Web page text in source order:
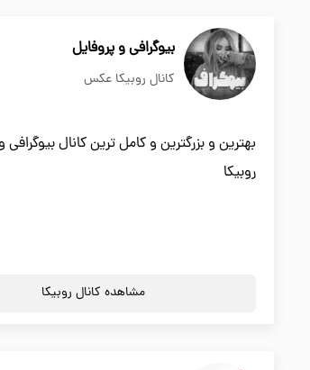
بیوگرافی و پروفایل
کانال روبیکا عکس
بهترین و بزرگترین و کامل ترین کانال بیوگرافی
روبیکا
مشاهده کانال روبیکا